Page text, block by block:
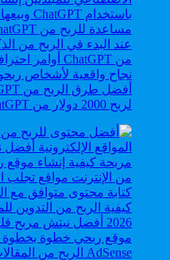
لربح 2000 دولار من ChatGPT.